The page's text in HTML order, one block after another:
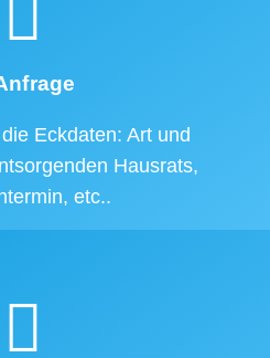
Eckdaten: Art und
Hausrats,
etc..